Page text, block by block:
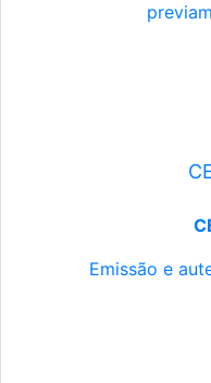
Emissão e